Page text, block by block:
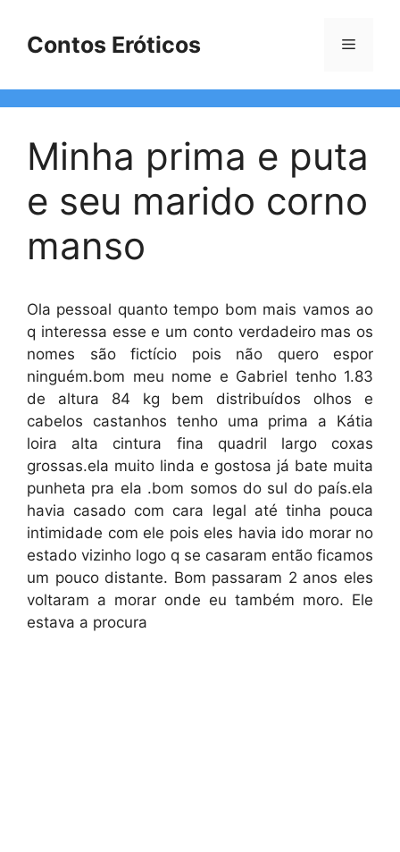
Contos Eróticos Menu
Minha prima e puta
e seu marido corno
manso
Ola pessoal quanto tempo bom mais vamos ao
q interessa esse e um conto verdadeiro mas os
nomes são fictício pois não quero espor
ninguém.bom meu nome e Gabriel tenho 1.83
de altura 84 kg bem distribuídos olhos e
cabelos castanhos tenho uma prima a Kátia
loira alta cintura fina quadril largo coxas
grossas.ela muito linda e gostosa já bate muita
punheta pra ela .bom somos do sul do país.ela
havia casado com cara legal até tinha pouca
intimidade com ele pois eles havia ido morar no
estado vizinho logo q se casaram então ficamos
um pouco distante. Bom passaram 2 anos eles
voltaram a morar onde eu também moro. Ele
estava a procura